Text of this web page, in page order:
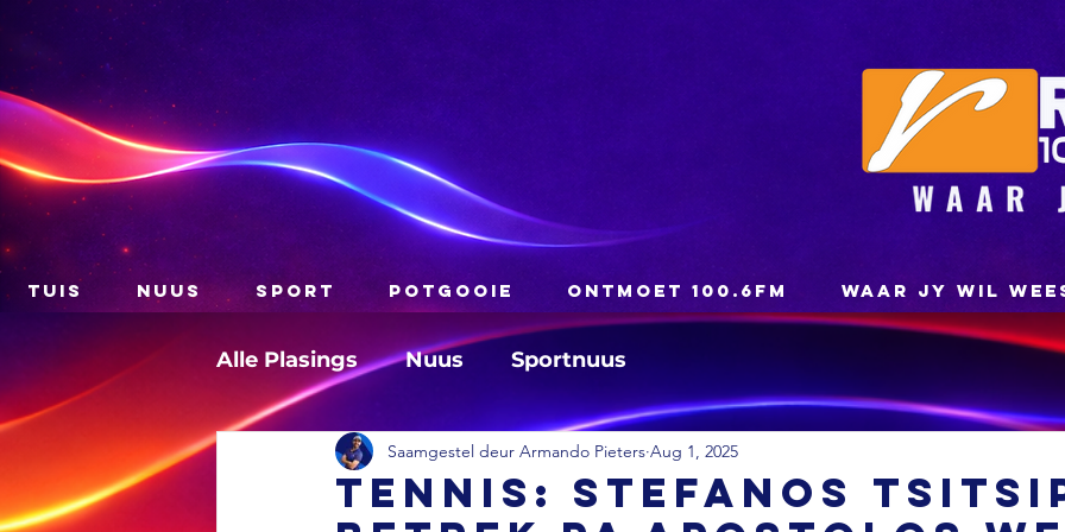
TUIS NUUS SPORT POTGOOIE ONTMOET 100.6FM WAAR JY WIL
Alle Plasings Nuus Sportnuus
TENNIS: Stefanos
Saamgestel deur Armando Pieters Aug 1, 2025